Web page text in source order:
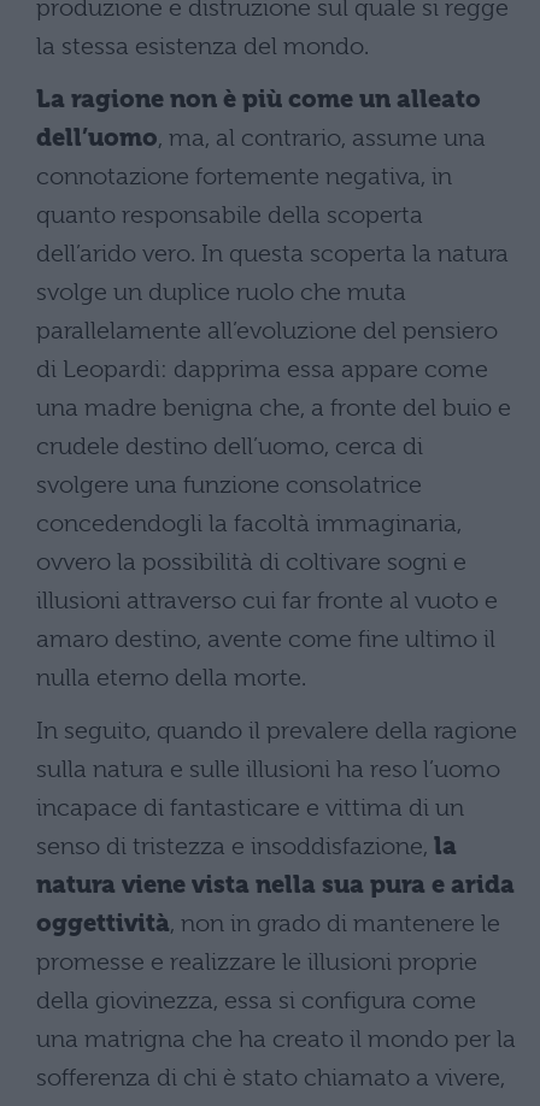
produzione e distruzione sul quale si regge
la stessa esistenza del mondo.
La ragione non è più come un alleato
dell’uomo, ma, al contrario, assume una
connotazione fortemente negativa, in
quanto responsabile della scoperta
dell’arido vero. In questa scoperta la natura
svolge un duplice ruolo che muta
parallelamente all’evoluzione del pensiero
di Leopardi: dapprima essa appare come
una madre benigna che, a fronte del buio e
crudele destino dell’uomo, cerca di
svolgere una funzione consolatrice
concedendogli la facoltà immaginaria,
ovvero la possibilità di coltivare sogni e
illusioni attraverso cui far fronte al vuoto e
amaro destino, avente come fine ultimo il
nulla eterno della morte.
In seguito, quando il prevalere della ragione
sulla natura e sulle illusioni ha reso l’uomo
incapace di fantasticare e vittima di un
senso di tristezza e insoddisfazione, la
natura viene vista nella sua pura e arida
oggettività, non in grado di mantenere le
promesse e realizzare le illusioni proprie
della giovinezza, essa si configura come
una matrigna che ha creato il mondo per la
sofferenza di chi è stato chiamato a vivere,